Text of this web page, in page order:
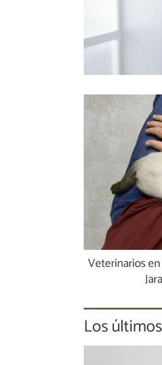
Veterinarios
Los